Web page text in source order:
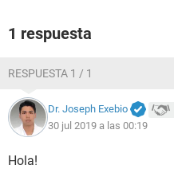
1 respuesta
RESPUESTA 1 / 1
Dr. Joseph Exebio
30 jul 2019 a las 00:19
Hola!